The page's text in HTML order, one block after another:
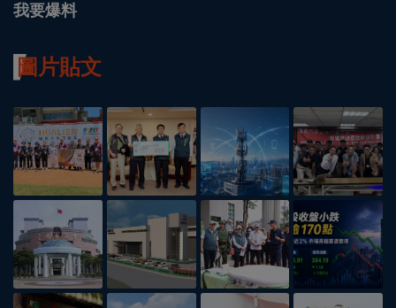
我要爆料
圖片貼文